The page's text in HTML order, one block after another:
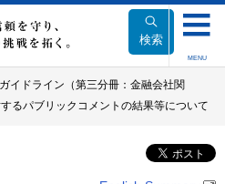
検索
MENU
ガイドライン（第三分冊：金融会社関
るパブリックコメントの結果等について